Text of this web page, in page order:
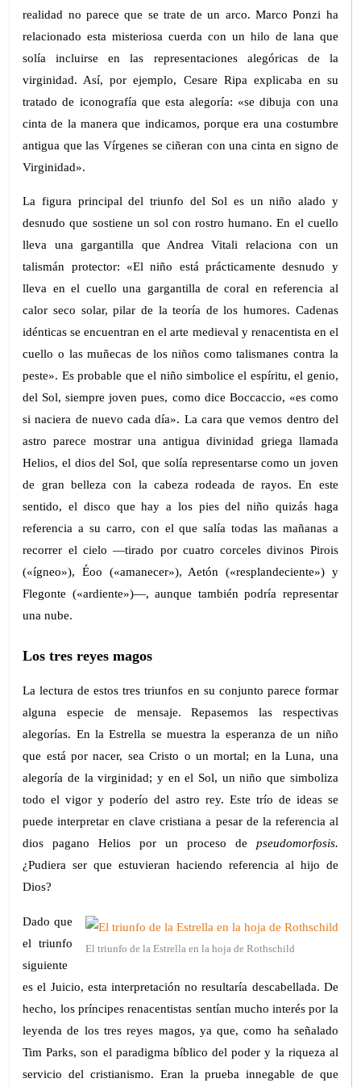
realidad no parece que se trate de un arco. Marco Ponzi ha
relacionado esta misteriosa cuerda con un hilo de lana que
solía incluirse en las representaciones alegóricas de la
virginidad. Así, por ejemplo, Cesare Ripa explicaba en su
tratado de iconografía que esta alegoría: «se dibuja con una
cinta de la manera que indicamos, porque era una costumbre
antigua que las Vírgenes se ciñeran con una cinta en signo de
Virginidad».
La figura principal del triunfo del Sol es un niño alado y
desnudo que sostiene un sol con rostro humano. En el cuello
lleva una gargantilla que Andrea Vitali relaciona con un
talismán protector: «El niño está prácticamente desnudo y
lleva en el cuello una gargantilla de coral en referencia al
calor seco solar, pilar de la teoría de los humores. Cadenas
idénticas se encuentran en el arte medieval y renacentista en el
cuello o las muñecas de los niños como talismanes contra la
peste». Es probable que el niño simbolice el espíritu, el genio,
del Sol, siempre joven pues, como dice Boccaccio, «es como
si naciera de nuevo cada día». La cara que vemos dentro del
astro parece mostrar una antigua divinidad griega llamada
Helios, el dios del Sol, que solía representarse como un joven
de gran belleza con la cabeza rodeada de rayos. En este
sentido, el disco que hay a los pies del niño quizás haga
referencia a su carro, con el que salía todas las mañanas a
recorrer el cielo —tirado por cuatro corceles divinos Pirois
(«ígneo»), Éoo («amanecer»), Aetón («resplandeciente») y
Flegonte («ardiente»)—, aunque también podría representar
una nube.
Los tres reyes magos
La lectura de estos tres triunfos en su conjunto parece formar
alguna especie de mensaje. Repasemos las respectivas
alegorías. En la Estrella se muestra la esperanza de un niño
que está por nacer, sea Cristo o un mortal; en la Luna, una
alegoría de la virginidad; y en el Sol, un niño que simboliza
todo el vigor y poderío del astro rey. Este trío de ideas se
puede interpretar en clave cristiana a pesar de la referencia al
dios pagano Helios por un proceso de pseudomorfosis.
¿Pudiera ser que estuvieran haciendo referencia al hijo de
Dios?
El triunfo de la Estrella en la hoja de Rothschild
Dado que
el triunfo
siguiente
es el Juicio, esta interpretación no resultaría descabellada. De
hecho, los príncipes renacentistas sentían mucho interés por la
leyenda de los tres reyes magos, ya que, como ha señalado
Tim Parks, son el paradigma bíblico del poder y la riqueza al
servicio del cristianismo. Eran la prueba innegable de que